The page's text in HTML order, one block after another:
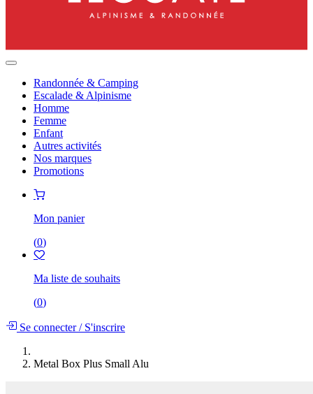
Randonnée & Camping
Escalade & Alpinisme
Homme
Femme
Enfant
Autres activités
Nos marques
Promotions
Mon panier
(0)
Ma liste de souhaits
(0)
Se connecter/S'inscrire
Metal Box Plus Small Alu